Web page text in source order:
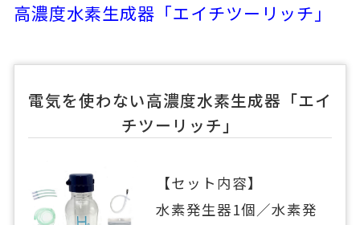
高濃度水素生成器「エイチツーリッチ」
電気を使わない高濃度水素生成器「エイ
チツーリッチ」
【セット内容】
水素発生器1個／水素発